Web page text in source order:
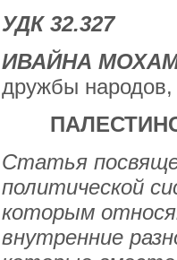
УДК 32.327
ИВАЙНА
дружбы
Статья
политической
которым
внутренние